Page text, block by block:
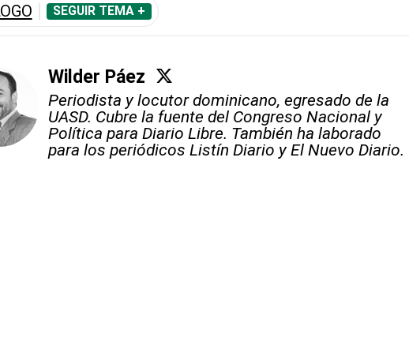
SEGUIR TEMA +
Wilder Páez
Periodista y locutor dominicano, egresado de la
UASD. Cubre la fuente del Congreso Nacional y
Política para Diario Libre. También ha laborado
para los periódicos Listín Diario y El Nuevo Diario.